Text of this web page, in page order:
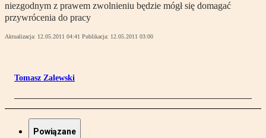
niezgodnym z prawem zwolnieniu będzie mógł się domagać
przywrócenia do pracy
Aktualizacja: 12.05.2011 04:41 Publikacja: 12.05.2011 03:00
Tomasz Zalewski
Powiązane